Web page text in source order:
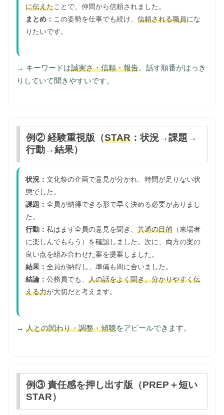
に伝えたことで、仲間から信頼されました。
まとめ： この姿勢を仕事でも続け、 信頼される職員にな
りたいです。
→ キーワードは誠実さ・信頼・報告。話す順番がはっき
りしていて聞きやすいです。
例② 経験重視版（STAR：状況→課題→
行動→結果）
状況： 文化祭の企画で意見が分かれ、時間が足りない状
態でした。
課題： 全員が納得できる形で早く決める必要がありまし
た。
行動： 私はまず全員の意見を聞き、 共通の目的 （来場者
に楽しんでもらう）を確認しました。次に、両方の案の
良い点を組み合わせた案を提案しました。
結果： 全員が納得し、準備も間に合いました。
結論： 公務員でも、 人の話をよく聞き、分かりやすく伝
える力が大切だと考えます。
→ 人との関わり・調整・傾聴をアピールできます。
例③ 責任感を押し出す版（PREP＋短い
STAR）